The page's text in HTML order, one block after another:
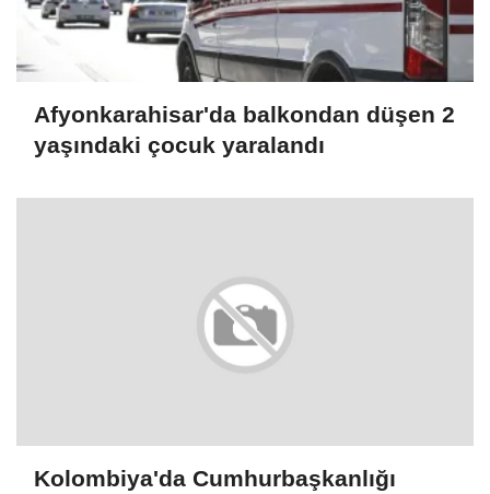
Afyonkarahisar'da balkondan düşen 2
yaşındaki çocuk yaralandı
Kolombiya'da Cumhurbaşkanlığı